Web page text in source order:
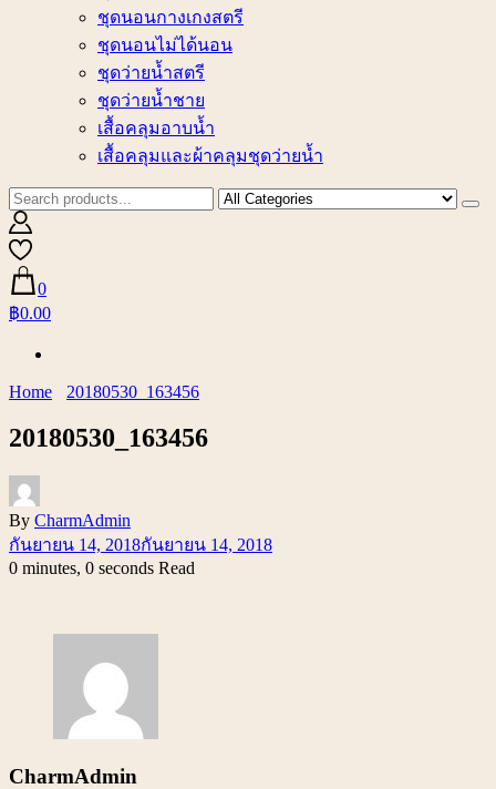
ชุดนอนกางเกงสตรี
ชุดนอนไม่ได้นอน
ชุดว่ายน้ำสตรี
ชุดว่ายน้ำชาย
เสื้อคลุมอาบน้ำ
เสื้อคลุมและผ้าคลุมชุดว่ายน้ำ
0
฿0.00
Home 20180530_163456
20180530_163456
By CharmAdmin
กันยายน 14, 2018กันยายน 14, 2018
0 minutes, 0 seconds Read
CharmAdmin